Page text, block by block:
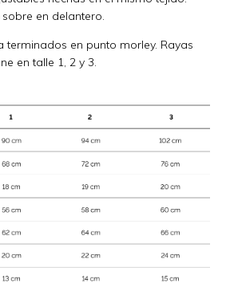
en delantero.
terminados en punto morley. Rayas
en talle 1, 2 y 3.